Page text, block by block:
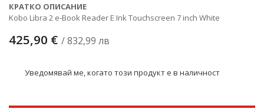
КРАТКО ОПИСАНИЕ
Kobo Libra 2 e-Book Reader E Ink Touchscreen 7 inch White
425,90 € / 832,99 лв
Уведомявай ме, когато този продукт е в наличност